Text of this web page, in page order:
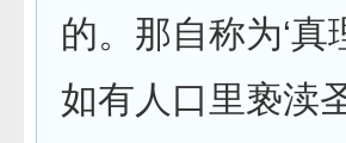
的。那自称为‘真
如有人口里亵渎